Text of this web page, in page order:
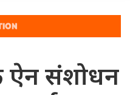
ऐन संशोधन